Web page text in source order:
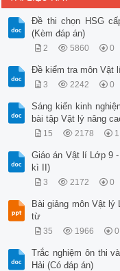
Đề thi chọn HSG
(Kèm đáp án)
2 5860 0
Đề kiểm tra môn Vật
3 2242 0
Sáng kiến kinh
bài tập Vật lý nâng
15 2178 1
Giáo án Vật lí Lớp 9
kì II)
3 2172 0
Bài giảng môn Vật
từ
35 1966 0
Trắc nghiệm ôn thi
Hải (Có đáp án)